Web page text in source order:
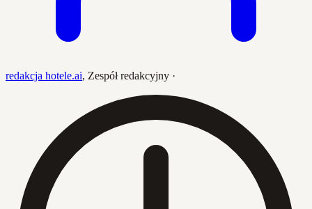
redakcja hotele.ai, Zespół redakcyjny ·